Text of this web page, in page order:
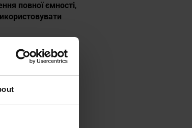
повної ємності,